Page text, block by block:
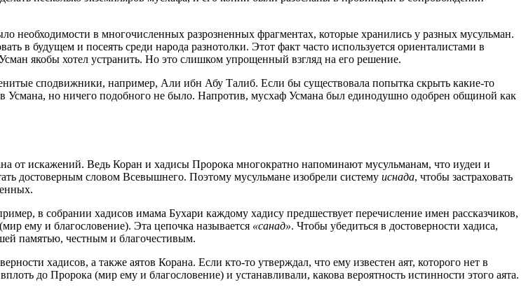
необходимости в многочисленных разрозненных фрагментах, которые хранились у разных мусульман.
в будущем и посеять среди народа разнотолки. Этот факт часто используется ориенталистами в
якобы хотел устранить. Но это слишком упрощенный взгляд на его решение.
сподвижники, например, Али ибн Абу Талиб. Если бы существовала попытка скрыть какие-то
Усмана, но ничего подобного не было. Напротив, мусхаф Усмана был единодушно одобрен общиной как
искажений. Ведь Коран и хадисы Пророка многократно напоминают мусульманам, что иудеи и
достоверным словом Всевышнего. Поэтому мусульмане изобрели систему иснада, чтобы застраховать
в собрании хадисов имама Бухари каждому хадису предшествует перечисление имен рассказчиков,
ему и благословение). Эта цепочка называется «санад». Чтобы убедиться в достоверности хадиса,
памятью, честным и благочестивым.
хадисов, а также аятов Корана. Если кто-то утверждал, что ему известен аят, которого нет в
до Пророка (мир ему и благословение) и устанавливали, какова вероятность истинности этого аята.